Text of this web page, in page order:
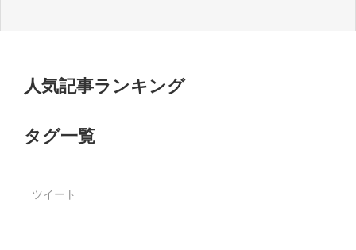
人気記事ランキング
タグ一覧
ツイート